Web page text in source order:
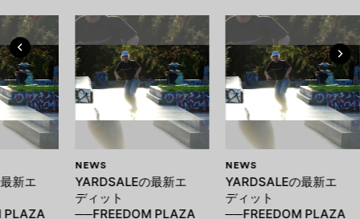
新エ
PLAZA
NEWS
YARDSALEの最新エ
ディット
──FREEDOM PLAZA
NEWS
YARDSALEの最新エ
ディット
──FREEDOM PLAZA